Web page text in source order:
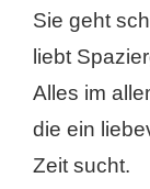
Sie geht
liebt
Alles im
die ein
Zeit sucht.